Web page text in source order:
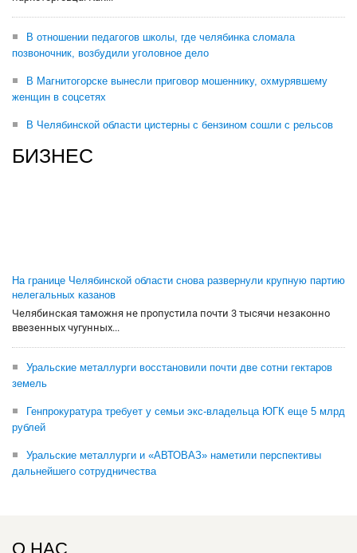
В отношении педагогов школы, где челябинка сломала
позвоночник, возбудили уголовное дело
В Магнитогорске вынесли приговор мошеннику, охмурявшему
женщин в соцсетях
В Челябинской области цистерны с бензином сошли с рельсов
БИЗНЕС
На границе Челябинской области снова развернули крупную партию
нелегальных казанов
Челябинская таможня не пропустила почти 3 тысячи незаконно
ввезенных чугунных...
Уральские металлурги восстановили почти две сотни гектаров
земель
Генпрокуратура требует у семьи экс-владельца ЮГК еще 5 млрд
рублей
Уральские металлурги и «АВТОВАЗ» наметили перспективы
дальнейшего сотрудничества
О НАС